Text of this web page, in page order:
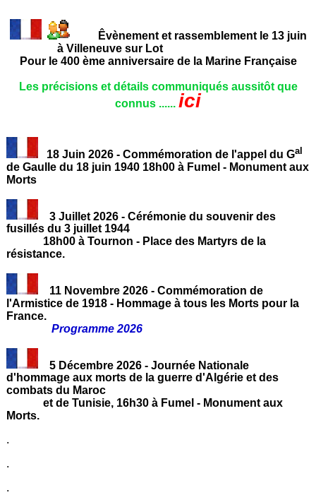
Êvènement et rassemblement le 13 juin
à Villeneuve sur Lot
Pour le 400 ème anniversaire de la Marine Française
Les précisions et détails communiqués aussitôt que
connus ...... ici
18 Juin 2026 - Commémoration de l'appel du Gal
de Gaulle du 18 juin 1940 18h00 à Fumel - Monument aux
Morts
3 Juillet 2026 - Cérémonie du souvenir des
fusillés du 3 juillet 1944
18h00 à Tournon - Place des Martyrs de la
résistance.
11 Novembre 2026 - Commémoration de
l'Armistice de 1918 - Hommage à tous les Morts pour la
France.
Programme 2026
5 Décembre 2026 - Journée Nationale
d'hommage aux morts de la guerre d'Algérie et des
combats du Maroc
et de Tunisie, 16h30 à Fumel - Monument aux
Morts.
.
.
.